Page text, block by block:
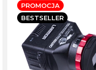
PROMOCJA
BESTSELLER